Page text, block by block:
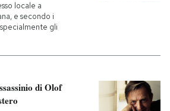
locale a
e secondo i
gli
di Olof